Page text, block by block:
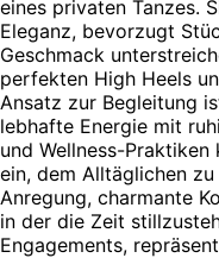
eines privaten Tanzes.
Eleganz, bevorzugt
Geschmack
perfekten High Heels
Ansatz zur Begleitung
lebhafte Energie mit
und Wellness-
ein, dem Alltäglichen
Anregung, charmante
in der die Zeit
Engagements,